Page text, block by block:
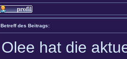
Betreff des Beitrags:
Olee hat die